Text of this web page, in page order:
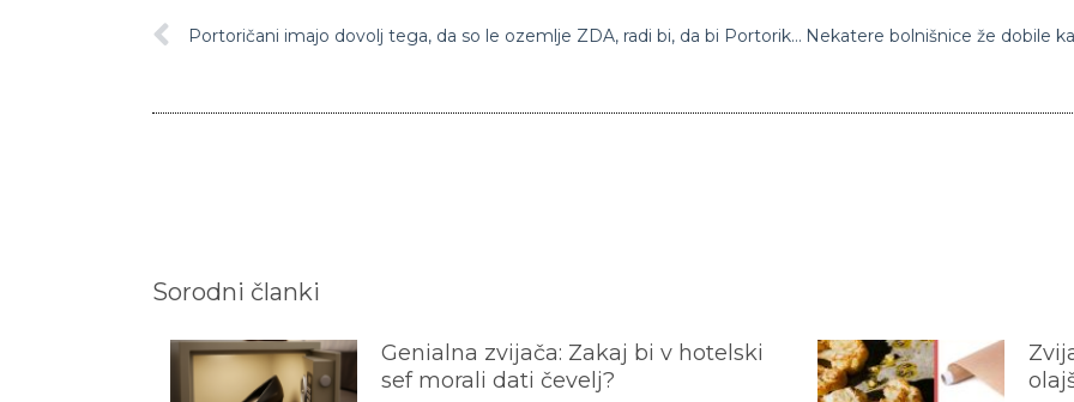
Portoričani imajo dovolj tega, da so le ozemlje ZDA, radi bi, da bi Portoriko postal ameriška zvezna država
Sorodni članki
Genialna zvijača: Zakaj bi v hotelski
sef morali dati čevelj?